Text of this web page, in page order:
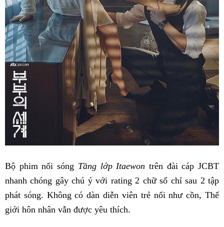
Bộ phim nối sóng Tầng lớp Itaewon trên đài cáp JCBT
nhanh chóng gây chú ý với rating 2 chữ số chỉ sau 2 tập
phát sóng. Không có dàn diễn viên trẻ nổi như cồn, Thế
giới hôn nhân vẫn được yêu thích.